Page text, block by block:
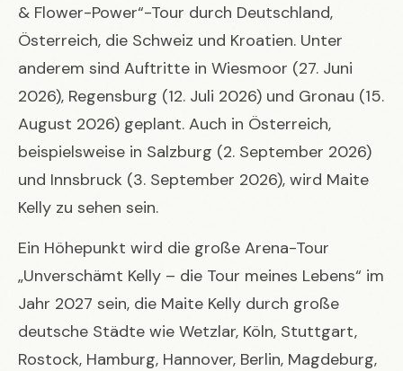
& Flower-Power“-Tour durch Deutschland,
Österreich, die Schweiz und Kroatien. Unter
anderem sind Auftritte in Wiesmoor (27. Juni
2026), Regensburg (12. Juli 2026) und Gronau (15.
August 2026) geplant. Auch in Österreich,
beispielsweise in Salzburg (2. September 2026)
und Innsbruck (3. September 2026), wird Maite
Kelly zu sehen sein.
Ein Höhepunkt wird die große Arena-Tour
„Unverschämt Kelly – die Tour meines Lebens“ im
Jahr 2027 sein, die Maite Kelly durch große
deutsche Städte wie Wetzlar, Köln, Stuttgart,
Rostock, Hamburg, Hannover, Berlin, Magdeburg,